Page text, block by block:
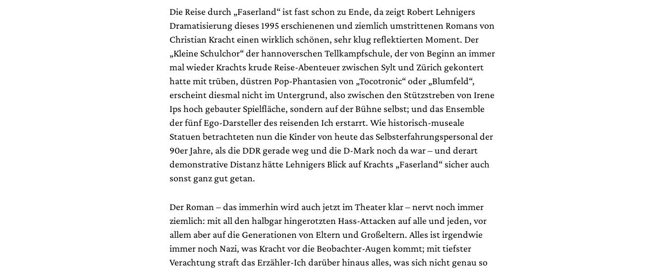
Die Reise durch „Faserland“ ist fast schon zu Ende, da zeigt Robert Lehnigers
Dramatisierung dieses 1995 erschienenen und ziemlich umstrittenen Romans von
Christian Kracht einen wirklich schönen, sehr klug reflektierten Moment. Der
„Kleine Schulchor“ der hannoverschen Tellkampfschule, der von Beginn an immer
mal wieder Krachts krude Reise-Abenteuer zwischen Sylt und Zürich gekontert
hatte mit trüben, düstren Pop-Phantasien von „Tocotronic“ oder „Blumfeld“,
erscheint diesmal nicht im Untergrund, also zwischen den Stützstreben von Irene
Ips hoch gebauter Spielfläche, sondern auf der Bühne selbst; und das Ensemble
der fünf Ego-Darsteller des reisenden Ich erstarrt. Wie historisch-museale
Statuen betrachteten nun die Kinder von heute das Selbsterfahrungspersonal der
90er Jahre, als die DDR gerade weg und die D-Mark noch da war – und derart
demonstrative Distanz hätte Lehnigers Blick auf Krachts „Faserland“ sicher auch
sonst ganz gut getan.
Der Roman – das immerhin wird auch jetzt im Theater klar – nervt noch immer
ziemlich: mit all den halbgar hingerotzten Hass-Attacken auf alle und jeden, vor
allem aber auf die Generationen von Eltern und Großeltern. Alles ist irgendwie
immer noch Nazi, was Kracht vor die Beobachter-Augen kommt; mit tiefster
Verachtung straft das Erzähler-Ich darüber hinaus alles, was sich nicht genau so